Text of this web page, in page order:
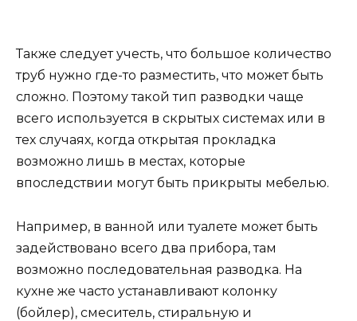
Также следует учесть, что большое количество
труб нужно где-то разместить, что может быть
сложно. Поэтому такой тип разводки чаще
всего используется в скрытых системах или в
тех случаях, когда открытая прокладка
возможно лишь в местах, которые
впоследствии могут быть прикрыты мебелью.
Например, в ванной или туалете может быть
задействовано всего два прибора, там
возможно последовательная разводка. На
кухне же часто устанавливают колонку
(бойлер), смеситель, стиральную и